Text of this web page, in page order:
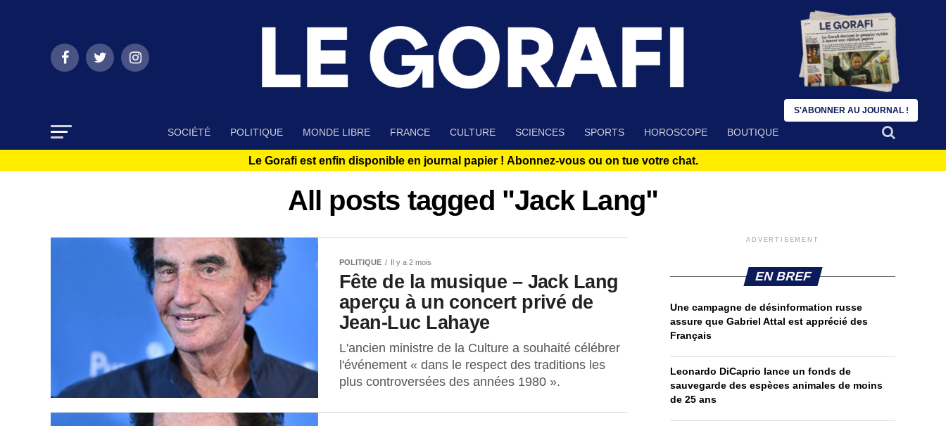
SOCIÉTÉ POLITIQUE MONDE LIBRE FRANCE CULTURE SCIENCES SPORTS HOROSCOPE BOUTIQUE
Le Gorafi est enfin disponible en journal papier ! Abonnez-vous ou on tue votre chat.
All posts tagged "Jack Lang"
POLITIQUE Il y a 2 mois
Fête de la musique – Jack Lang
aperçu à un concert privé de
Jean-Luc Lahaye
L'ancien ministre de la Culture a souhaité célébrer
l'événement « dans le respect des traditions les
plus controversées des années 1980 ».
ADVERTISEMENT
EN BREF
Une campagne de désinformation russe
assure que Gabriel Attal est apprécié des
Français
Leonardo DiCaprio lance un fonds de
sauvegarde des espèces animales de moins
de 25 ans
S'ABONNER AU JOURNAL !